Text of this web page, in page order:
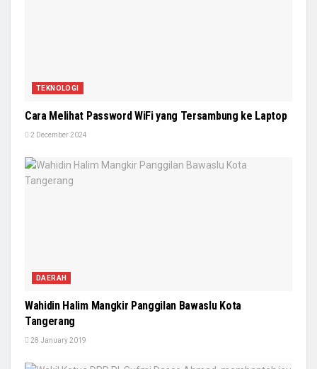
TEKNOLOGI
Cara Melihat Password WiFi yang Tersambung ke Laptop
2 December 2024
DAERAH
Wahidin Halim Mangkir Panggilan Bawaslu Kota
Tangerang
28 January 2019